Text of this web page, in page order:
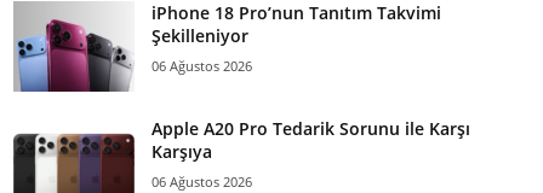
iPhone 18 Pro’nun Tanıtım Takvimi
Şekilleniyor
06 Ağustos 2026
Apple A20 Pro Tedarik Sorunu ile Karşı
Karşıya
06 Ağustos 2026